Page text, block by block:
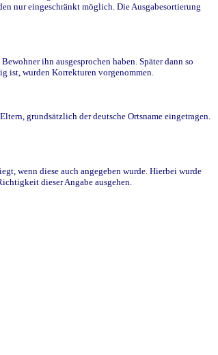
nur eingeschränkt möglich. Die Ausgabesortierung
ihn ausgesprochen haben. Später dann so
ist, wurden Korrekturen vorgenommen.
grundsätzlich der deutsche Ortsname eingetragen.
wenn diese auch angegeben wurde. Hierbei wurde
dieser Angabe ausgehen.